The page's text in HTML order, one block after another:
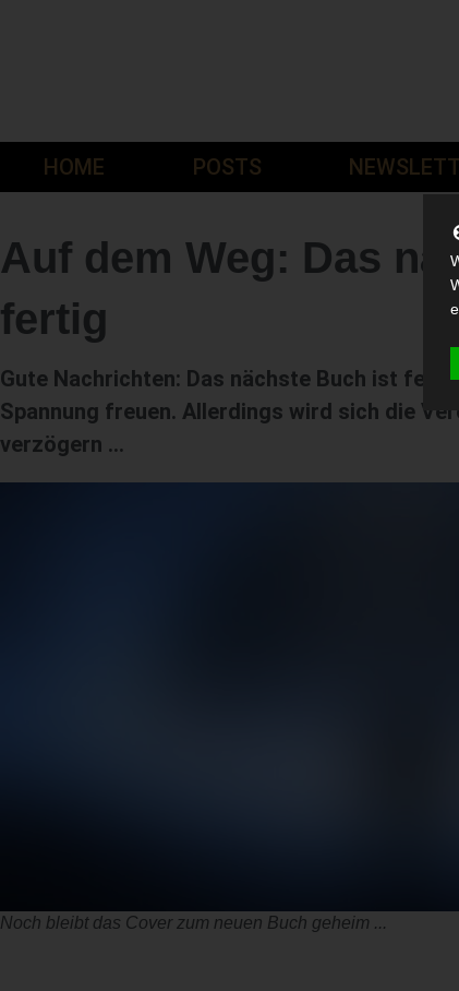
HOME POSTS
Auf dem Weg: Das
fertig
Gute Nachrichten: Das nächste Buch ist
Spannung freuen. Allerdings wird sich die
verzögern …
Noch bleibt das Cover zum neuen Buch geheim ...